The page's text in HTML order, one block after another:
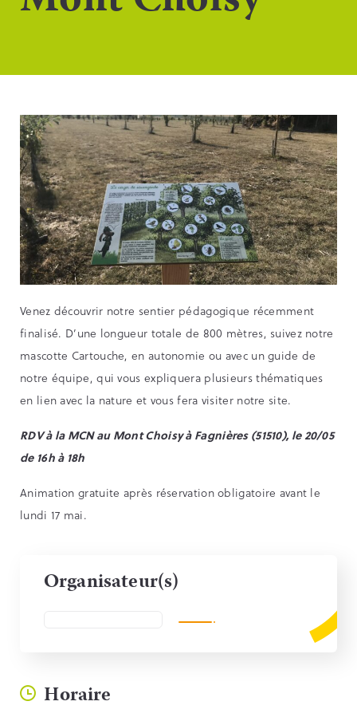
Venez découvrir notre sentier pédagogique récemment
finalisé. D’une longueur totale de 800 mètres, suivez notre
mascotte Cartouche, en autonomie ou avec un guide de
notre équipe, qui vous expliquera plusieurs thématiques
en lien avec la nature et vous fera visiter notre site.
RDV à la MCN au Mont Choisy à Fagnières (51510), le 20/05
de 16h à 18h
Animation gratuite après réservation obligatoire avant le
lundi 17 mai.
Organisateur(s)
Horaire